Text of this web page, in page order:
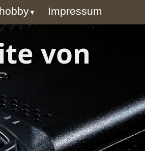
▼ Impressum
von